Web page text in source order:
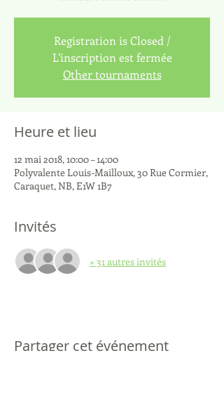
Registration is Closed /
L'inscription est fermée
Other tournaments
Heure et lieu
12 mai 2018, 10:00 – 14:00
Polyvalente Louis-Mailloux, 30 Rue Cormier,
Caraquet, NB, E1W 1B7
Invités
+ 31 autres invités
Partager cet événement